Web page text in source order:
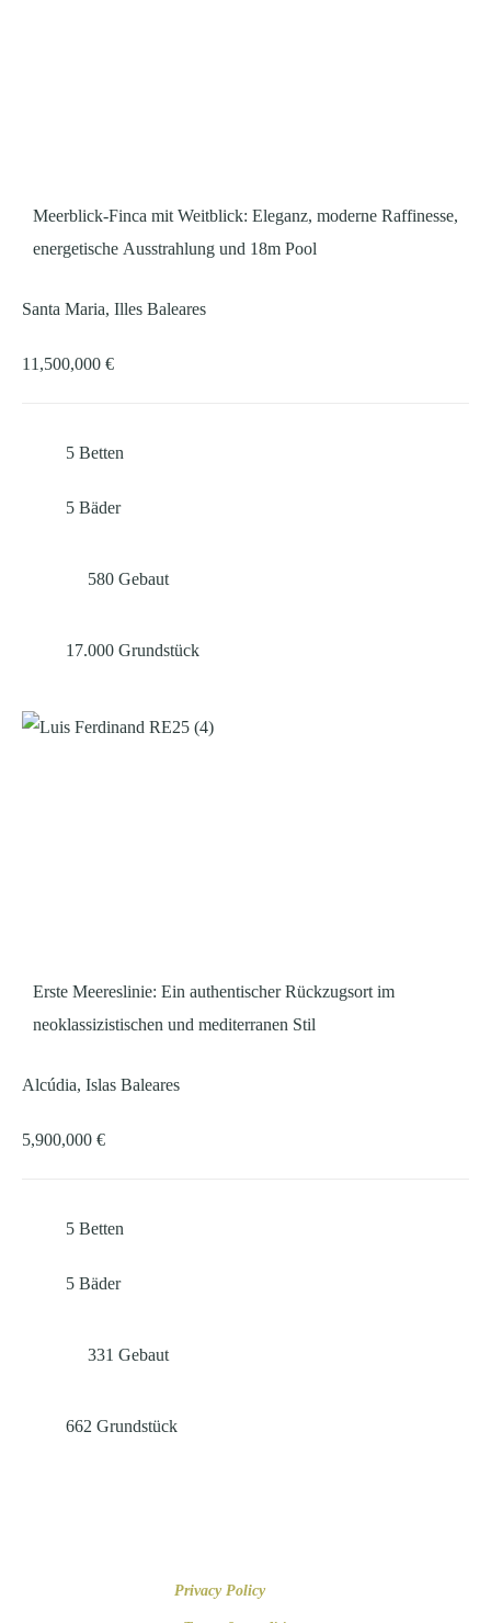
Meerblick-Finca mit Weitblick: Eleganz, moderne Raffinesse,
energetische Ausstrahlung und 18m Pool
Santa Maria, Illes Baleares
11,500,000 €
5 Betten
5 Bäder
580 Gebaut
17.000 Grundstück
Erste Meereslinie: Ein authentischer Rückzugsort im
neoklassizistischen und mediterranen Stil
Alcúdia, Islas Baleares
5,900,000 €
5 Betten
5 Bäder
331 Gebaut
662 Grundstück
Privacy Policy